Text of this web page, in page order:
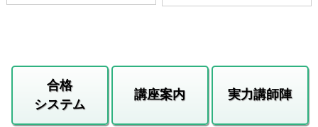
合格
システム
講座案内 実力講師陣